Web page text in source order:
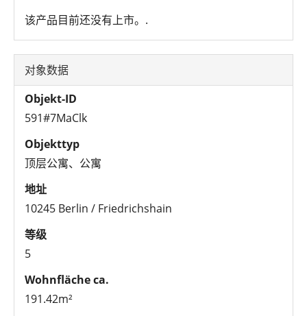
该产品目前还没有上市。.
对象数据
Objekt-ID
591#7MaClk
Objekttyp
顶层公寓、公寓
地址
10245 Berlin / Friedrichshain
等级
5
Wohnfläche ca.
191.42m²